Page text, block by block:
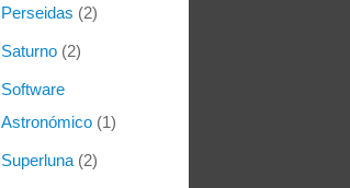
Perseidas (2)
Saturno (2)
Software
Astronómico (1)
Superluna (2)